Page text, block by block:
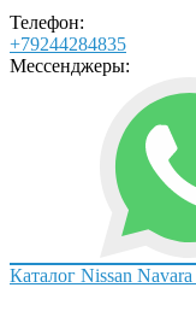
Телефон:
+79244284835
Мессенджеры:
Каталог Nissan Navara